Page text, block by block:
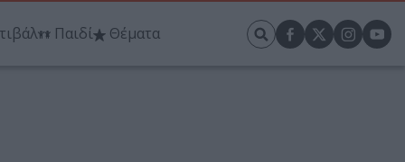
Παιδί Θέματα